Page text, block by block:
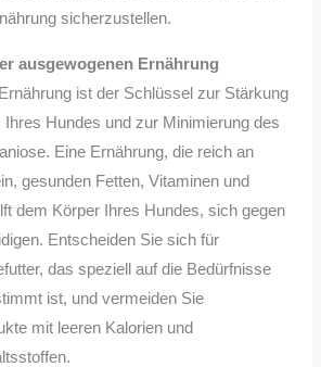
sicherzustellen.
ausgewogenen Ernährung
ist der Schlüssel zur Stärkung
Hundes und zur Minimierung des
Eine Ernährung, die reich an
gesunden Fetten, Vitaminen und
dem Körper Ihres Hundes, sich gegen
Entscheiden Sie sich für
das speziell auf die Bedürfnisse
ist, und vermeiden Sie
mit leeren Kalorien und